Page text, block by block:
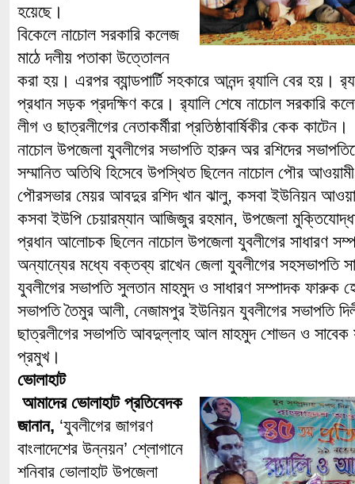
হয়েছে।
বিকেলে নাচোল সরকারি কলেজ
মাঠে দলীয় পতাকা উত্তোলন
করা হয়। এরপর ব্যান্ডপার্টি সহকারে আনন্দ র‌্যালি বের হয়।
প্রধান সড়ক প্রদক্ষিণ করে। র‌্যালি শেষে নাচোল সরকারি
লীগ ও ছাত্রলীগের নেতাকর্মীরা প্রতিষ্ঠাবার্ষিকীর কেক কাটেন।
নাচোল উপজেলা যুবলীগের সভাপতি হারুন অর রশিদের
সম্মানিত অতিথি হিসেবে উপস্থিত ছিলেন নাচোল পৌর
পৌরসভার মেয়র আবদুর রশিদ খান ঝালু, কসবা ইউনিয়ন
কসবা ইউপি চেয়ারম্যান আজিজুর রহমান, উপজেলা
প্রধান আলোচক ছিলেন নাচোল উপজেলা যুবলীগের সাধারণ
অন্যান্যের মধ্যে বক্তব্য রাখেন জেলা যুবলীগের সহসভাপতি
যুবলীগের সভাপতি সুলতান মাহমুদ ও সাধারণ সম্পাদক ফারুক
সভাপতি তৈমুর আলী, নেজামপুর ইউনিয়ন যুবলীগের সভাপতি
ছাত্রলীগের সভাপতি আবদুল্লাহ আল মাহমুদ শোভন ও সাবেক
প্রমুখ।
ভোলাহাট
আমাদের ভোলাহাট প্রতিবেদক
জানান, ‘যুবলীগের জাগরণ
বাংলাদেশের উন্নয়ন’ শ্লোগানে
শনিবার ভোলাহাট উপজেলা